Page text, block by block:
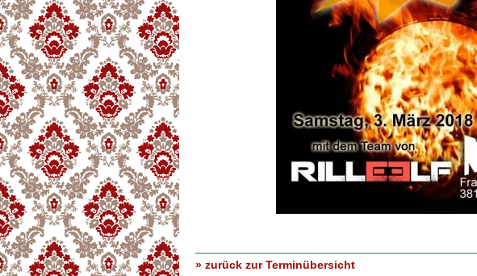
» zurück zur Terminübersicht